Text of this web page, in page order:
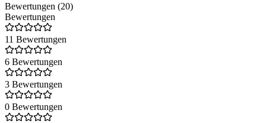
Bewertungen (20)
Bewertungen
11 Bewertungen
6 Bewertungen
3 Bewertungen
0 Bewertungen